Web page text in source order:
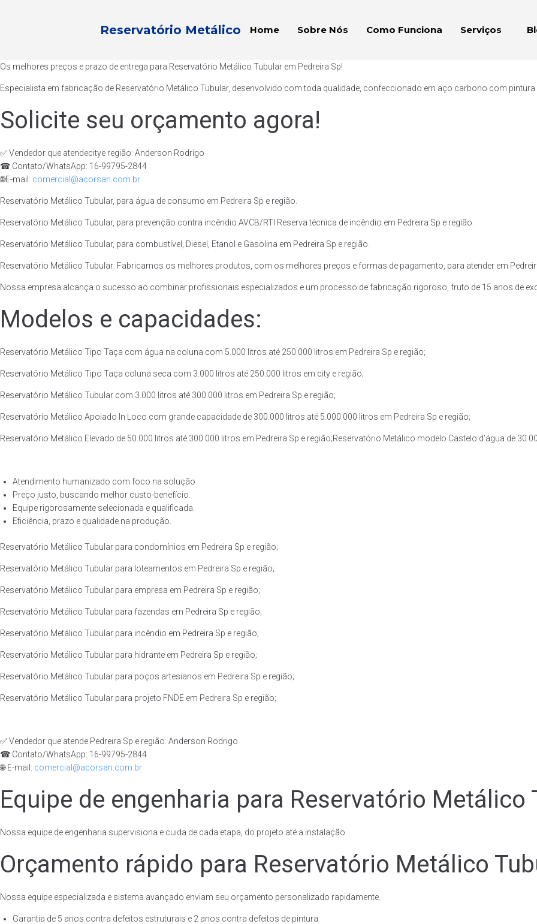
Reservatório Metálico Home Sobre Nós Como Funciona Serviços
Os melhores preços e prazo de entrega para Reservatório Metálico Tubular em Pedreira Sp!
Especialista em fabricação de Reservatório Metálico Tubular, desenvolvido com toda qualidade, confeccionado em aço carbono com pintura
Solicite seu orçamento agora!
✅ Vendedor que atendecitye região: Anderson Rodrigo
☎ Contato/WhatsApp: 16-99795-2844
🌐E-mail: comercial@acorsan.com.br
Reservatório Metálico Tubular, para água de consumo em Pedreira Sp e região.
Reservatório Metálico Tubular, para prevenção contra incêndio AVCB/RTI Reserva técnica de incêndio em Pedreira Sp e região.
Reservatório Metálico Tubular, para combustível, Diesel, Etanol e Gasolina em Pedreira Sp e região.
Reservatório Metálico Tubular: Fabricamos os melhores produtos, com os melhores preços e formas de pagamento, para atender em
Nossa empresa alcança o sucesso ao combinar profissionais especializados e um processo de fabricação rigoroso, fruto de 15 anos de
Modelos e capacidades:
Reservatório Metálico Tipo Taça com água na coluna com 5.000 litros até 250.000 litros em Pedreira Sp e região;
Reservatório Metálico Tipo Taça coluna seca com 3.000 litros até 250.000 litros em city e região;
Reservatório Metálico Tubular com 3.000 litros até 300.000 litros em Pedreira Sp e região;
Reservatório Metálico Apoiado In Loco com grande capacidade de 300.000 litros até 5.000.000 litros em Pedreira Sp e região;
Reservatório Metálico Elevado de 50.000 litros até 300.000 litros em Pedreira Sp e região;Reservatório Metálico modelo Castelo d’água de
Atendimento humanizado com foco na solução.
Preço justo, buscando melhor custo-benefício.
Equipe rigorosamente selecionada e qualificada.
Eficiência, prazo e qualidade na produção.
Reservatório Metálico Tubular para condomínios em Pedreira Sp e região;
Reservatório Metálico Tubular para loteamentos em Pedreira Sp e região;
Reservatório Metálico Tubular para empresa em Pedreira Sp e região;
Reservatório Metálico Tubular para fazendas em Pedreira Sp e região;
Reservatório Metálico Tubular para incêndio em Pedreira Sp e região;
Reservatório Metálico Tubular para hidrante em Pedreira Sp e região;
Reservatório Metálico Tubular para poços artesianos em Pedreira Sp e região;
Reservatório Metálico Tubular para projeto FNDE em Pedreira Sp e região;
✅ Vendedor que atende Pedreira Sp e região: Anderson Rodrigo
☎ Contato/WhatsApp: 16-99795-2844
🌐 E-mail: comercial@acorsan.com.br
Equipe de engenharia para Reservatório Metálico
Nossa equipe de engenharia supervisiona e cuida de cada etapa, do projeto até a instalação.
Orçamento rápido para Reservatório Metálico
Nossa equipe especializada e sistema avançado enviam seu orçamento personalizado rapidamente.
Garantia de 5 anos contra defeitos estruturais e 2 anos contra defeitos de pintura.